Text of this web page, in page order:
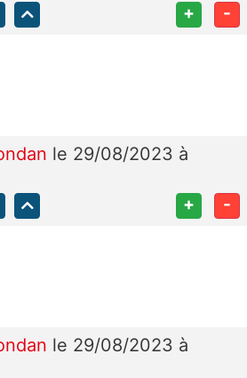
+ -
le 29/08/2023 à
+ -
le 29/08/2023 à